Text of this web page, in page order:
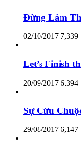
Đừng Làm
02/10/2017 7,339
Let’s Finish
20/09/2017 6,394
Sự Cứu
29/08/2017 6,147